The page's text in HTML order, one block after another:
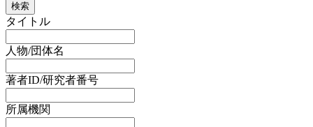
検索
タイトル
人物/団体名
著者ID/研究者番号
所属機関